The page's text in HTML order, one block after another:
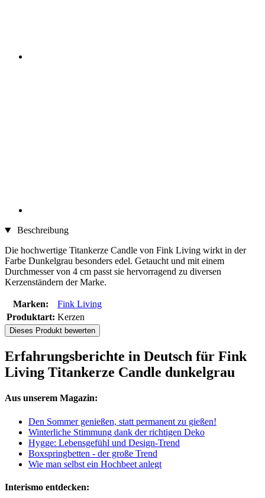
Beschreibung
Die hochwertige Titankerze Candle von Fink Living wirkt in der
Farbe Dunkelgrau besonders edel. Getaucht und mit einem
Durchmesser von 4 cm passt sie hervorragend zu diversen
Kerzenständern der Marke.
Marken:
Fink Living
Produktart: Kerzen
Dieses Produkt bewerten
Erfahrungsberichte in Deutsch für Fink
Living Titankerze Candle dunkelgrau
Aus unserem Magazin:
Den Sommer genießen, statt permanent zu gießen!
Winterliche Stimmung dank der richtigen Deko
Hygge: Lebensgefühl und Design-Trend
Boxspringbetten - der große Trend
Wie man selbst ein Hochbeet anlegt
Interismo entdecken: